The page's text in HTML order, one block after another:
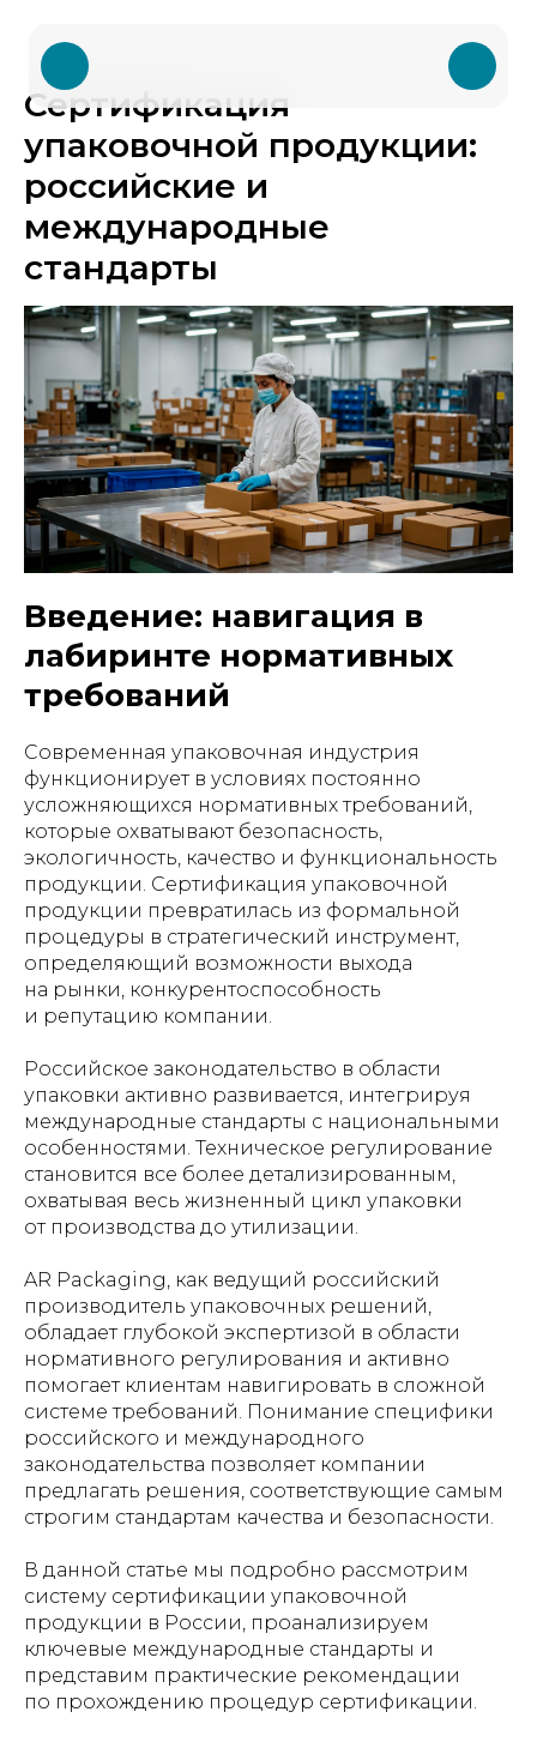
Сертификация
упаковочной продукции:
российские и
международные
стандарты
Введение: навигация в
лабиринте нормативных
требований
Современная упаковочная индустрия
функционирует в условиях постоянно
усложняющихся нормативных требований,
которые охватывают безопасность,
экологичность, качество и функциональность
продукции. Сертификация упаковочной
продукции превратилась из формальной
процедуры в стратегический инструмент,
определяющий возможности выхода
на рынки, конкурентоспособность
и репутацию компании.
Российское законодательство в области
упаковки активно развивается, интегрируя
международные стандарты с национальными
особенностями. Техническое регулирование
становится все более детализированным,
охватывая весь жизненный цикл упаковки
от производства до утилизации.
AR Packaging, как ведущий российский
производитель упаковочных решений,
обладает глубокой экспертизой в области
нормативного регулирования и активно
помогает клиентам навигировать в сложной
системе требований. Понимание специфики
российского и международного
законодательства позволяет компании
предлагать решения, соответствующие самым
строгим стандартам качества и безопасности.
В данной статье мы подробно рассмотрим
систему сертификации упаковочной
продукции в России, проанализируем
ключевые международные стандарты и
представим практические рекомендации
по прохождению процедур сертификации.